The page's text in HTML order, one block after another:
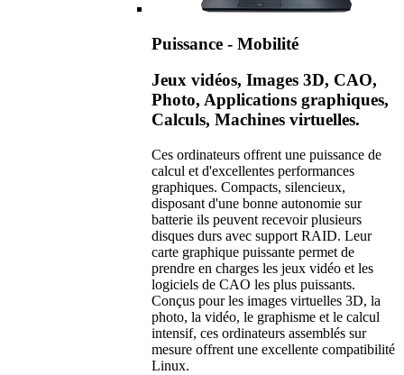
Puissance - Mobilité
Jeux vidéos, Images 3D, CAO,
Photo, Applications graphiques,
Calculs, Machines virtuelles.
Ces ordinateurs offrent une puissance de
calcul et d'excellentes performances
graphiques. Compacts, silencieux,
disposant d'une bonne autonomie sur
batterie ils peuvent recevoir plusieurs
disques durs avec support RAID. Leur
carte graphique puissante permet de
prendre en charges les jeux vidéo et les
logiciels de CAO les plus puissants.
Conçus pour les images virtuelles 3D, la
photo, la vidéo, le graphisme et le calcul
intensif, ces ordinateurs assemblés sur
mesure offrent une excellente compatibilité
Linux.